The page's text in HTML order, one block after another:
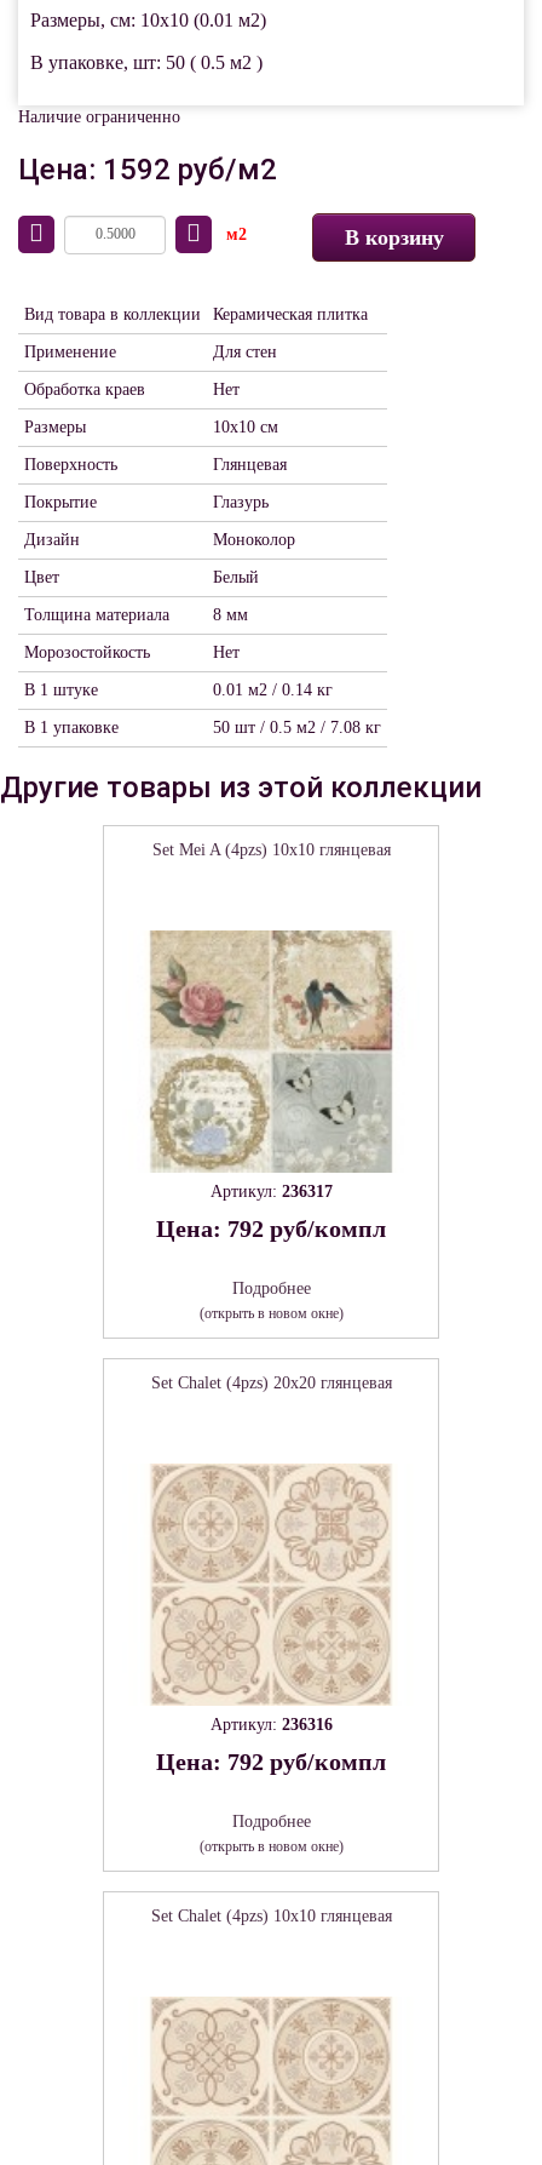
Размеры, см: 10x10 (0.01 м2)
В упаковке, шт: 50 ( 0.5 м2 )
Наличие ограниченно
Цена: 1592 руб/м2
м2 В корзину
Вид товара в коллекции Керамическая плитка
Применение Для стен
Обработка краев Нет
Размеры 10х10 см
Поверхность Глянцевая
Покрытие Глазурь
Дизайн Моноколор
Цвет Белый
Толщина материала 8 мм
Морозостойкость Нет
В 1 штуке 0.01 м2 / 0.14 кг
В 1 упаковке 50 шт / 0.5 м2 / 7.08 кг
Другие товары из этой коллекции
Set Mei A (4pzs) 10x10 глянцевая
Артикул: 236317
Цена: 792 руб/компл
Подробнее
(открыть в новом окне)
Set Chalet (4pzs) 20x20 глянцевая
Артикул: 236316
Цена: 792 руб/компл
Подробнее
(открыть в новом окне)
Set Chalet (4pzs) 10x10 глянцевая